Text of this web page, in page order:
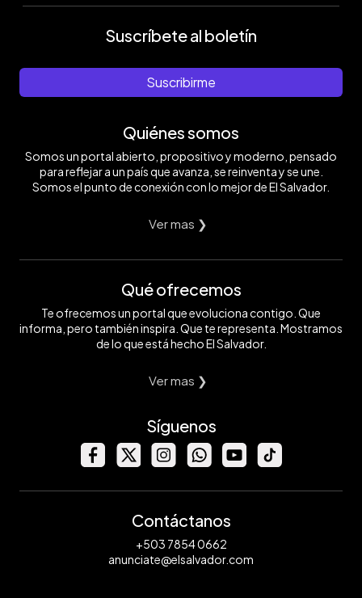
Suscríbete al boletín
Suscribirme
Quiénes somos
Somos un portal abierto, propositivo y moderno, pensado
para reflejar a un país que avanza, se reinventa y se une.
Somos el punto de conexión con lo mejor de El Salvador.
Ver mas ❯
Qué ofrecemos
Te ofrecemos un portal que evoluciona contigo. Que
informa, pero también inspira. Que te representa. Mostramos
de lo que está hecho El Salvador.
Ver mas ❯
Síguenos
Contáctanos
+503 7854 0662
anunciate@elsalvador.com